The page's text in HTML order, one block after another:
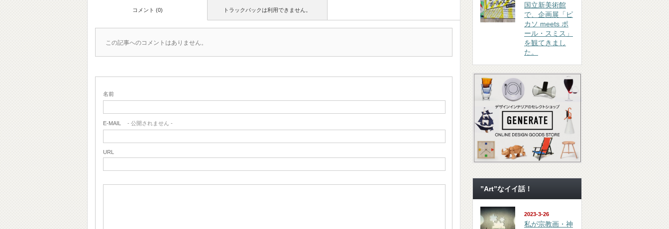
トラックバックは利用できません。
コメント (0)
この記事へのコメントはありません。
名前
E-MAIL - 公開されません -
URL
国立新美術館
で、企画展「ピ
カソ meets ポ
ール・スミス」
を観てきまし
た。
”Art”なイイ話！
2023-3-26
私が宗教画・神